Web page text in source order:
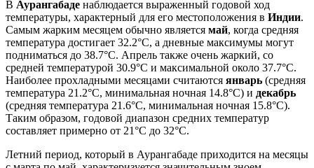
В Аурангабаде наблюдается выраженный годовой ход
температуры, характерный для его местоположения в Индии.
Самым жарким месяцем обычно является май, когда средняя
температура достигает 32.2°C, а дневные максимумы могут
подниматься до 38.7°C. Апрель также очень жаркий, со
средней температурой 30.9°C и максимальной около 37.7°C.
Наиболее прохладными месяцами считаются январь (средняя
температура 21.2°C, минимальная ночная 14.8°C) и декабрь
(средняя температура 21.6°C, минимальная ночная 15.8°C).
Таким образом, годовой диапазон средних температур
составляет примерно от 21°C до 32°C.
Летний период, который в Аурангабаде приходится на месяцы